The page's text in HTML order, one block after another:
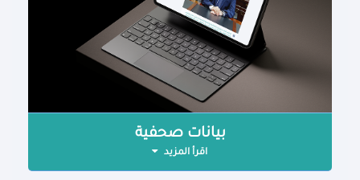
بيانات صحفية
اقرأ المزيد